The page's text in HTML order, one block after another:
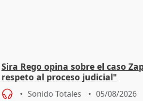
Sira Rego opina sobre el caso
respeto al proceso judicial"
Sonido Totales 05/08/2026